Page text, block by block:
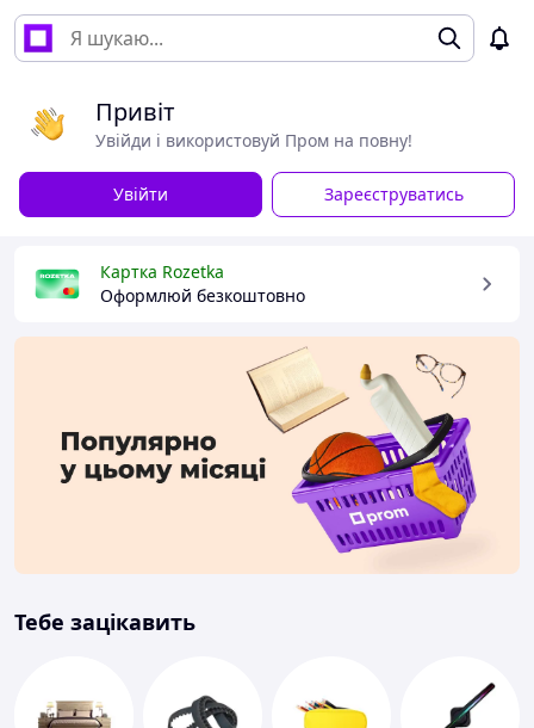
Привіт
Увійди і використовуй Пром на повну!
Увійти Зареєструватись
Картка Rozetka
Оформлюй безкоштовно
Тебе зацікавить